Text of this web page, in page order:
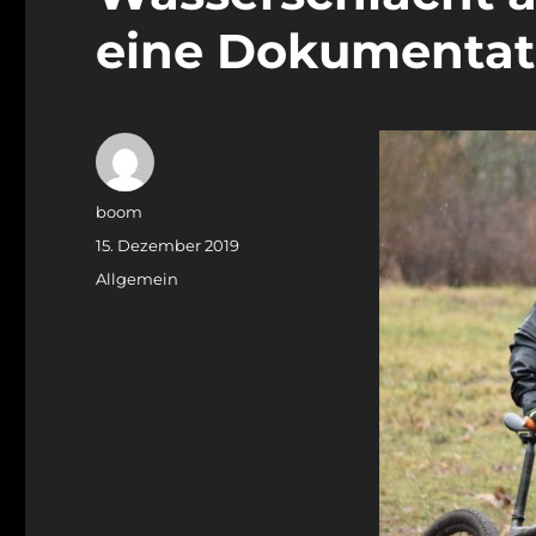
eine
Autor
boom
Veröffentlicht
am
15. Dezember 2019
Kategorien
Allgemein